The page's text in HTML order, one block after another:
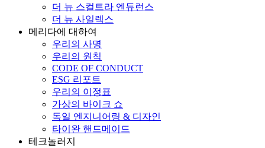
더 뉴 스컬트라 엔듀런스
더 뉴 사일렉스
메리다에 대하여
우리의 사명
우리의 원칙
CODE OF CONDUCT
ESG 리포트
우리의 이정표
가상의 바이크 쇼
독일 엔지니어링 & 디자인
타이완 핸드메이드
테크놀러지